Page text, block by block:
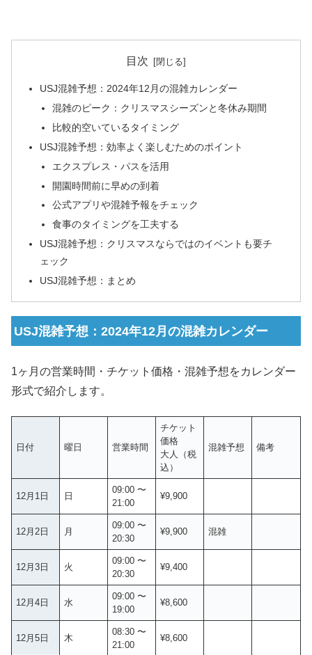
目次
USJ混雑予想：2024年12月の混雑カレンダー
混雑のピーク：クリスマスシーズンと冬休み期間
比較的空いているタイミング
USJ混雑予想：効率よく楽しむためのポイント
エクスプレス・パスを活用
開園時間前に早めの到着
公式アプリや混雑予報をチェック
食事のタイミングを工夫する
USJ混雑予想：クリスマスならではのイベントも要チ
ェック
USJ混雑予想：まとめ
USJ混雑予想：2024年12月の混雑カレンダー
1ヶ月の営業時間・チケット価格・混雑予想をカレンダー
形式で紹介します。
日付 曜日 営業時間
チケット
価格
大人（税
込）
混雑予想 備考
12月1日 日
09:00 〜
21:00
¥9,900
12月2日 月
09:00 〜
20:30
¥9,900 混雑
12月3日 火
09:00 〜
20:30
¥9,400
12月4日 水
09:00 〜
19:00
¥8,600
12月5日 木
08:30 〜
21:00
¥8,600